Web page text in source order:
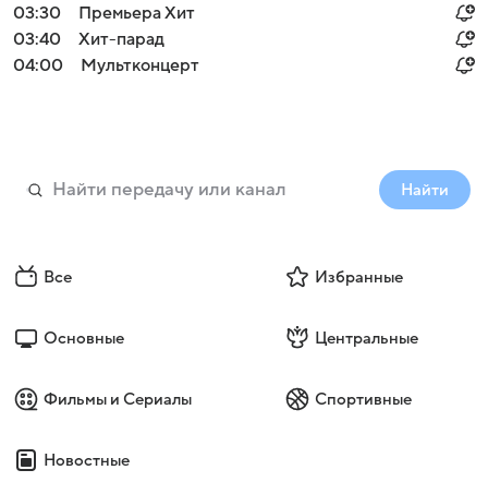
03:30
Премьера Хит
03:40
Хит-парад
04:00
Мультконцерт
Найти
Все Избранные
Основные Центральные
Фильмы и Сериалы Спортивные
Новостные